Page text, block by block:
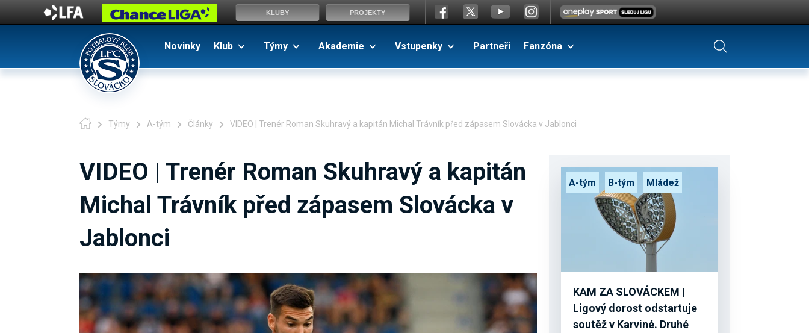
Novinky Klub Týmy Akademie Vstupenky Partneři Fanzóna
Týmy A-tým Články VIDEO | Trenér Roman Skuhravý a kapitán Michal Trávník před zápasem Slovácka v Jablonci
VIDEO | Trenér Roman Skuhravý a kapitán
Michal Trávník před zápasem Slovácka v
Jablonci
KAM ZA SLOVÁCKEM |
Ligový dorost odstartuje
soutěž v Karviné. Druhé
A-tým B-tým Mládež
KLUBY PROJEKTY